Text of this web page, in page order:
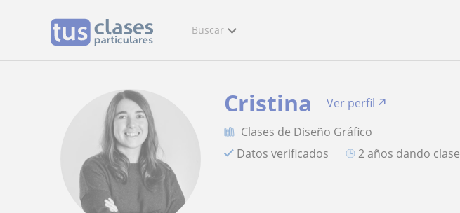
Buscar
Cristina
Ver perfil
Clases de Diseño Gráfico
Datos verificados
2 años dando clase